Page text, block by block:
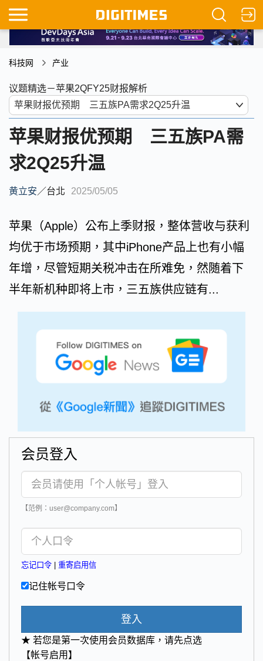
科技网 产业
议题精选－苹果2QFY25财报解析
苹果财报优预期 三五族PA需
求2Q25升温
黄立安／台北 2025/05/05
苹果（Apple）公布上季财报，整体营收与获利
均优于市场预期，其中iPhone产品上也有小幅
年增，尽管短期关税冲击在所难免，然随着下
半年新机种即将上市，三五族供应链有...
会员登入
【范例：user@company.com】
忘记口令 重寄启用信
记住帐号口令
登入
★ 若您是第一次使用会员数据库，请先点选
【帐号启用】